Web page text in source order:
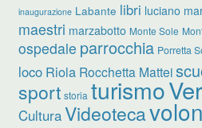
inaugurazione Labante libri luciano
maestri marzabotto Monte Sole
ospedale parrocchia Porretta
loco Riola Rocchetta Mattei
sport storia turismo
CulturaVideoteca